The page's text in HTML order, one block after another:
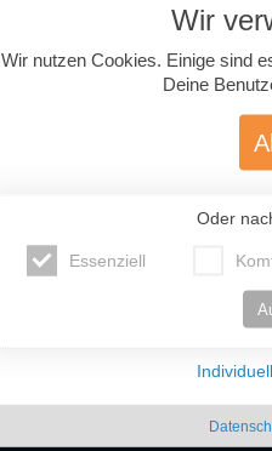
Wir
Wir nutzen Cookies. Einige sind
Deine
Oder
Essenziell